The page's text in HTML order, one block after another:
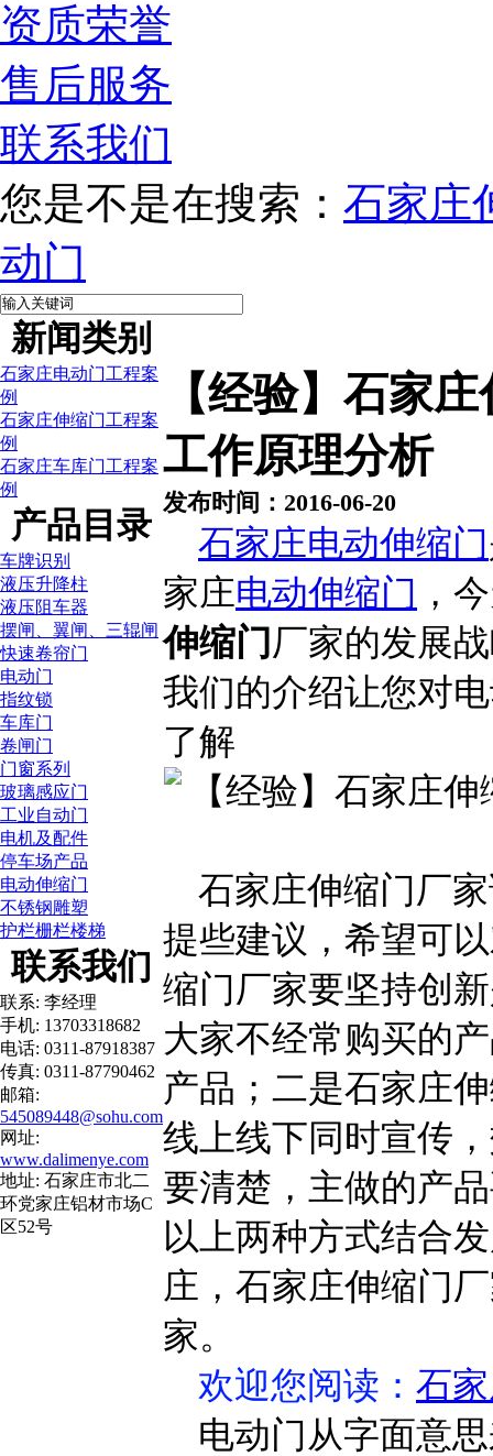
资质荣誉
售后服务
联系我们
您是不是在搜索： 石家庄
动门
新闻类别
石家庄电动门工程案
例
石家庄伸缩门工程案
例
石家庄车库门工程案
例
产品目录
车牌识别
液压升降柱
液压阻车器
摆闸、翼闸、三辊闸
快速卷帘门
电动门
指纹锁
车库门
卷闸门
门窗系列
玻璃感应门
工业自动门
电机及配件
停车场产品
电动伸缩门
不锈钢雕塑
护栏栅栏楼梯
联系我们
联系: 李经理
手机: 13703318682
电话: 0311-87918387
传真: 0311-87790462
邮箱:
545089448@sohu.com
网址:
www.dalimenye.com
地址: 石家庄市北二
环党家庄铝材市场C
区52号
【经验】石家
工作原理分析
发布时间：2016-06-20
石家庄电动伸缩门
家庄电动伸缩门 ，
伸缩门 厂家的发展
我们的介绍让您对
了解
石家庄伸缩门厂
提些建议，希望可
缩门厂家要坚持创
大家不经常购买的
产品；二是石家庄
线上线下同时宣传
要清楚，主做的产
以上两种方式结合
庄，石家庄伸缩门
家。
欢迎您阅读 ： 石
电动门从字面意